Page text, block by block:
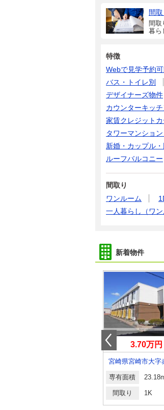
間
間取
暮ら
特徴
Webで見学予約
バス・トイレ別
デザイナーズ物件
カウンターキッチ
家賃クレジット
タワーマンショ
新婚・カップル
ルーフバルコニー
間取り
ワンルーム
一人暮らし（ワン
新着物件
3.70万円
宮崎県宮崎市大字
専有面積
間取り 1K